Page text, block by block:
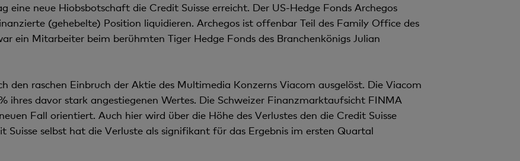
eine neue Hiobsbotschaft die Credit Suisse erreicht. Der US-Hedge Fonds Archegos
(gehebelte) Position liquidieren. Archegos ist offenbar Teil des Family Office des
ein Mitarbeiter beim berühmten Tiger Hedge Fonds des Branchenkönigs Julian
den raschen Einbruch der Aktie des Multimedia Konzerns Viacom ausgelöst. Die Viacom
ihres davor stark angestiegenen Wertes. Die Schweizer Finanzmarktaufsicht FINMA
Fall orientiert. Auch hier wird über die Höhe des Verlustes den die Credit Suisse
selbst hat die Verluste als signifikant für das Ergebnis im ersten Quartal